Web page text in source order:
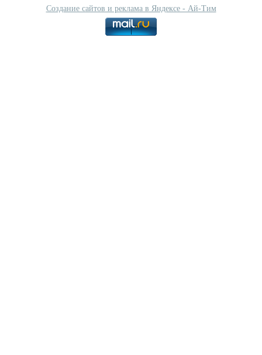
Создание сайтов и реклама в Яндексе - Ай-Тим